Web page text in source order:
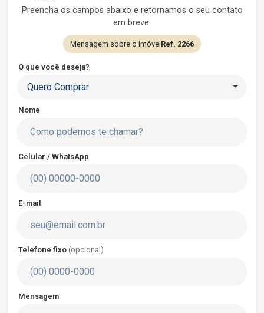
Preencha os campos abaixo e retornamos o seu contato
em breve.
Mensagem sobre o imóvelRef. 2266
O que você deseja?
Quero Comprar
Nome
Celular / WhatsApp
E-mail
Telefone fixo (opcional)
Mensagem